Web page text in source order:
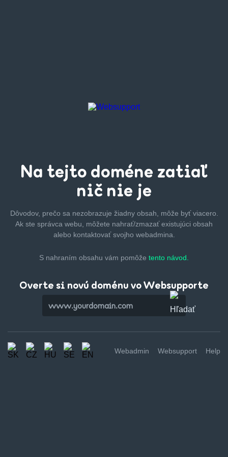
Na tejto doméne zatiaľ
nič nie je
Dôvodov, prečo sa nezobrazuje žiadny obsah, môže byťviacero.
Ak ste správca webu, môžete nahrať/zmazaťexistujúci obsah
alebo kontaktovať svojho webadmina.
S nahraním obsahu vám pomôže tento návod.
Overte si novú doménu vo Websupporte
Webadmin Websupport Help